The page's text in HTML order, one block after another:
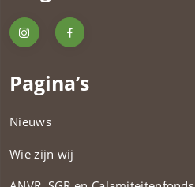
Pagina’s
Nieuws
Wie zijn wij